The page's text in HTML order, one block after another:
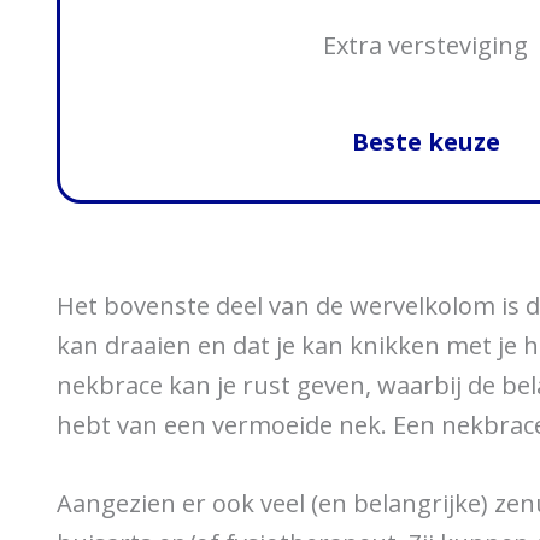
Extra versteviging
Beste keuze
Het bovenste deel van de wervelkolom is
kan draaien en dat je kan knikken met je
nekbrace kan je rust geven, waarbij de
hebt van een vermoeide nek. Een
Aangezien er ook veel (en belangrijke)